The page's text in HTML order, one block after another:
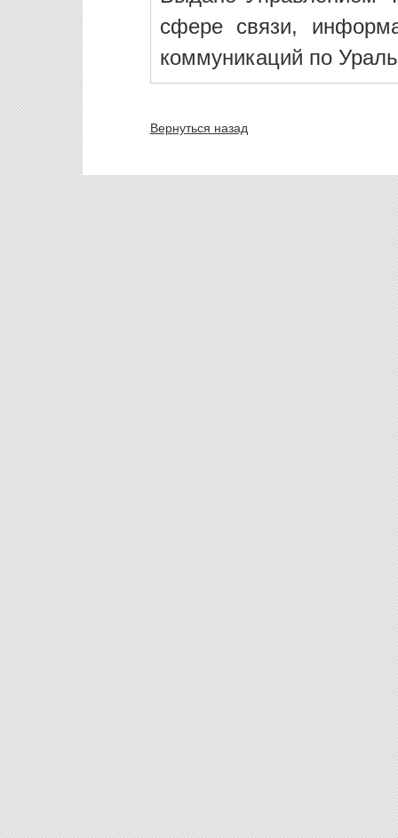
сфере связи,
коммуникаций по
Вернуться назад